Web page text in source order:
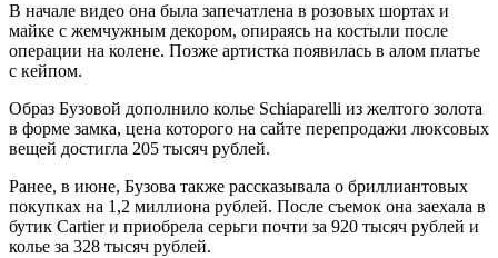
В начале видео она была запечатлена в розовых шортах и
майке с жемчужным декором, опираясь на костыли после
операции на колене. Позже артистка появилась в алом платье
с кейпом.
Образ Бузовой дополнило колье Schiaparelli из желтого золота
в форме замка, цена которого на сайте перепродажи люксовых
вещей достигла 205 тысяч рублей.
Ранее, в июне, Бузова также рассказывала о бриллиантовых
покупках на 1,2 миллиона рублей. После съемок она заехала в
бутик Cartier и приобрела серьги почти за 920 тысяч рублей и
колье за 328 тысяч рублей.